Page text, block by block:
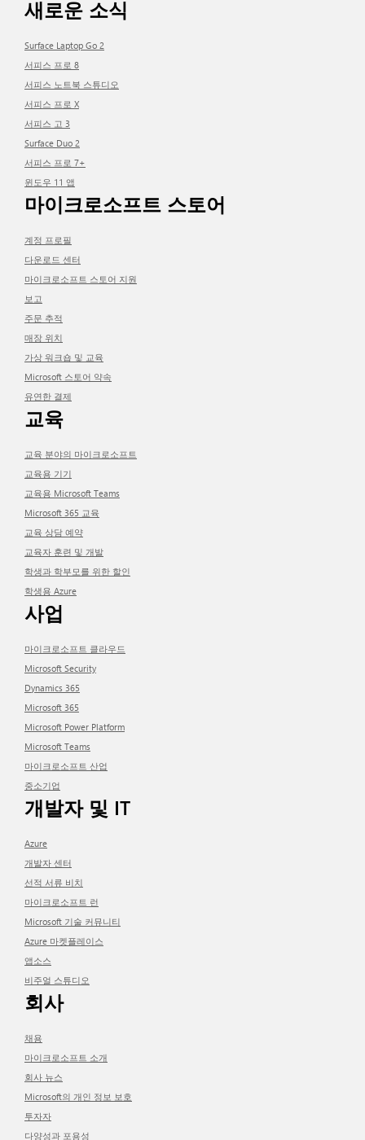
새로운 소식
Surface Laptop Go 2
서피스 프로 8
서피스 노트북 스튜디오
서피스 프로 X
서피스 고 3
Surface Duo 2
서피스 프로 7+
윈도우 11 앱
마이크로소프트 스토어
계정 프로필
다운로드 센터
마이크로소프트 스토어 지원
보고
주문 추적
매장 위치
가상 워크숍 및 교육
Microsoft 스토어 약속
유연한 결제
교육
교육 분야의 마이크로소프트
교육용 기기
교육용 Microsoft Teams
Microsoft 365 교육
교육 상담 예약
교육자 훈련 및 개발
학생과 학부모를 위한 할인
학생용 Azure
사업
마이크로소프트 클라우드
Microsoft Security
Dynamics 365
Microsoft 365
Microsoft Power Platform
Microsoft Teams
마이크로소프트 산업
중소기업
개발자 및 IT
Azure
개발자 센터
선적 서류 비치
마이크로소프트 런
Microsoft 기술 커뮤니티
Azure 마켓플레이스
앱소스
비주얼 스튜디오
회사
채용
마이크로소프트 소개
회사 뉴스
Microsoft의 개인 정보 보호
투자자
다양성과 포용성